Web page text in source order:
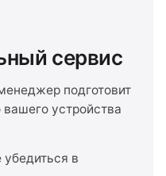
сервис
подготовит
устройства
в